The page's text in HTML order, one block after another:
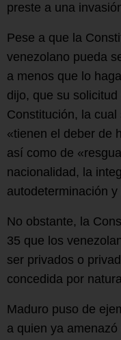
preste a una
Pese a que la
venezolano pueda
a menos que lo
dijo, que su
Constitución, la
«tienen el deber de
así como de
nacionalidad, la
autodeterminación
No obstante, la
35 que los
ser privados o
concedida por
Maduro puso de
a quien ya